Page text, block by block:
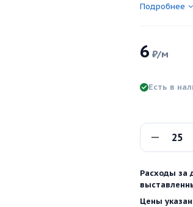
Подробнее
6 ₽/м
Есть в
Расходы за
Цены